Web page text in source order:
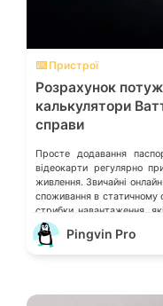
⌨️ Пристрої
Розрахунок
калькулятори
справи
Просте додавання
відеокарти регулярно
живлення. Звичайні
споживання в статичному
стрибки навантаження,
окремих лініях.
визначають надійність
Pingvin Pro